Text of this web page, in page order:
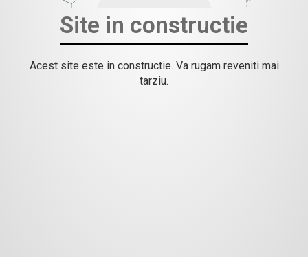
Site in constructie
Acest site este in constructie. Va rugam reveniti mai
tarziu.